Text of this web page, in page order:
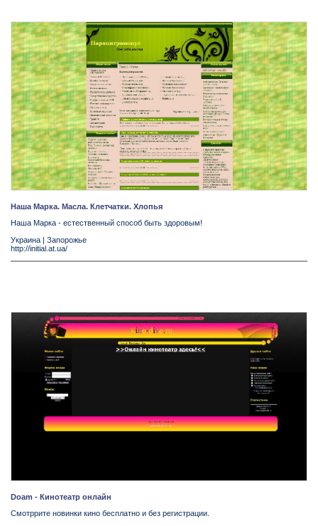
Наша Марка. Масла. Клетчатки. Хлопья
Наша Марка - естественный способ быть здоровым!
Украина | Запорожье
http://initial.at.ua/
Doam - Кинотеатр онлайн
Смотррите новинки кино бесплатно и без регистрации.